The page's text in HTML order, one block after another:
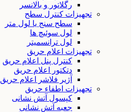
رگلاتور و بالانسر
تجهیزات کنترل سطح
سطح سنج یا لول متر
لول سوئیچ ها
لول ترانسمیتر
تجهیزات اعلام حریق
کنترل پنل اعلام حریق
دتکتور اعلام حریق
آژیر فلاشر اعلام حریق
تجهیزات اطفاء حریق
کپسول آتش نشانی
جعبه آتش نشانی